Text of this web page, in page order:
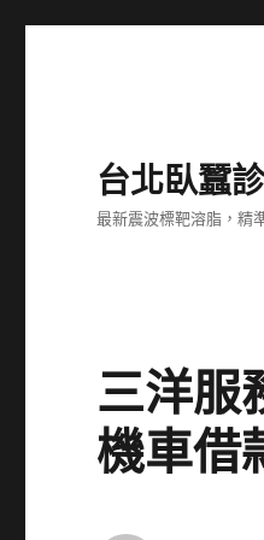
台北臥蠶
最新震波標靶溶脂，精
三洋服
機車借